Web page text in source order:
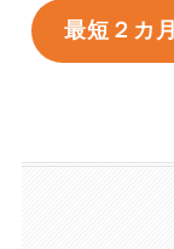
最短２カ